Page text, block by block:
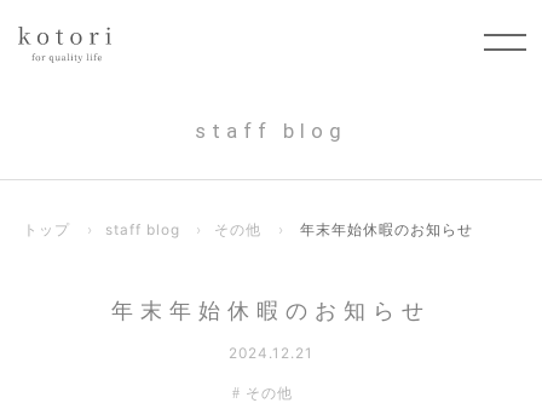
staff blog
トップ › staff blog › その他 › 年末年始休暇のお知らせ
年末年始休暇のお知らせ
2024.12.21
その他